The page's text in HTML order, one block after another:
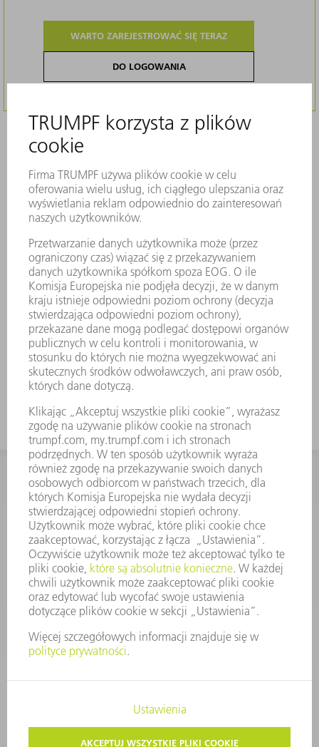
WARTO ZAREJESTROWAĆ SIĘ TERAZ
DO LOGOWANIA
Opis
przed zarysowaniami na elementach z
blachy. Wyróżniają się stabilnością i są
wykonane z trwałego materiału.
Zapobieganie zarysowaniom
Długotrwały i stabilny
Optymalnie przystosowany do maszyn
TRUMPF
KONTAKT
Dział Części Zamiennych i Narzędzi
48225753936
8.00 - 17.00
czesci.zamienne@trumpf.com
PRAWA AUTORSKIE I PRAWA DOTYCZĄCE ZNAKÓW TOWAROWYCH